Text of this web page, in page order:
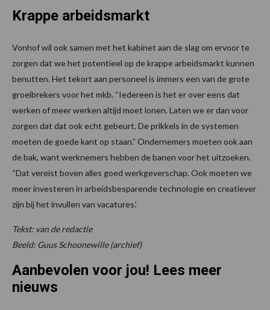
Krappe arbeidsmarkt
Vonhof wil ook samen met het kabinet aan de slag om ervoor te
zorgen dat we het potentieel op de krappe arbeidsmarkt kunnen
benutten. Het tekort aan personeel is immers een van de grote
groeibrekers voor het mkb. “Iedereen is het er over eens dat
werken of meer werken altijd moet lonen. Laten we er dan voor
zorgen dat dat ook echt gebeurt. De prikkels in de systemen
moeten de goede kant op staan.” Ondernemers moeten ook aan
de bak, want werknemers hebben de banen voor het uitzoeken.
“Dat vereist boven alles goed werkgeverschap. Ook moeten we
meer investeren in arbeidsbesparende technologie en creatiever
zijn bij het invullen van vacatures.’
Tekst: van de redactie
Beeld: Guus Schoonewille (archief)
Aanbevolen voor jou! Lees meer
nieuws